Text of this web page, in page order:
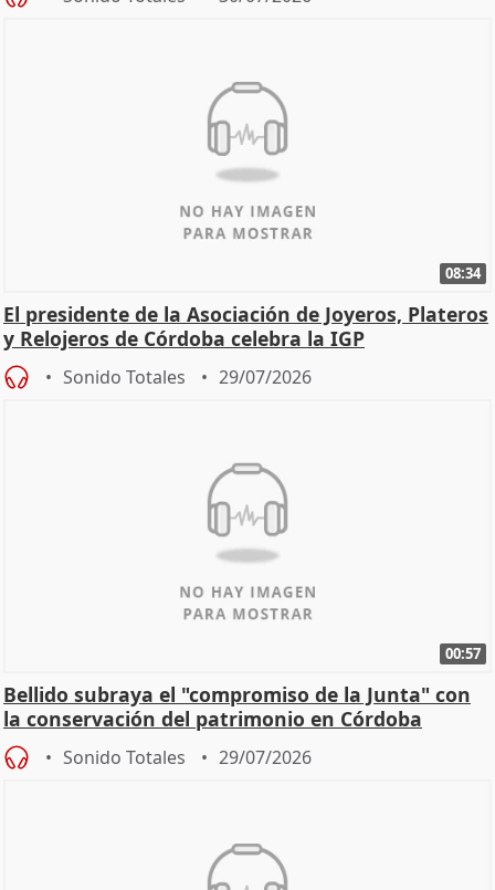
08:34
El presidente de la Asociación de Joyeros, Plateros
y Relojeros de Córdoba celebra la IGP
Sonido Totales 29/07/2026
00:57
Bellido subraya el "compromiso de la Junta" con
la conservación del patrimonio en Córdoba
Sonido Totales 29/07/2026